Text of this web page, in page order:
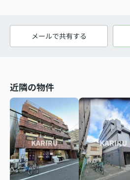
メールで共有する
近隣の物件